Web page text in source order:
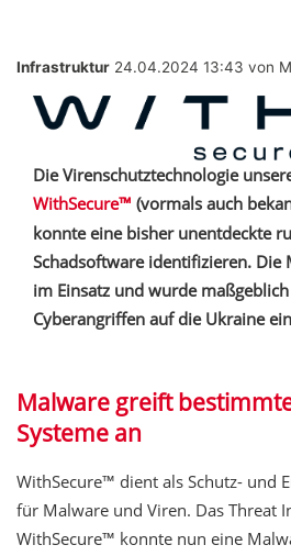
Infrastruktur 24.04.2024 13:43 von
Die Virenschutztechnologie
WithSecure™ (vormals auch
konnte eine bisher unentdeckte
Schadsoftware identifizieren. Die
im Einsatz und wurde
Cyberangriffen auf die Ukraine
Malware greift
Systeme an
WithSecure™ dient als Schutz- und
für Malware und Viren. Das Threat
WithSecure™ konnte nun eine